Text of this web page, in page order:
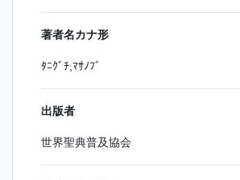
著者名カナ形
ﾀﾆｸﾞﾁ,ﾏｻﾉﾌﾞ
出版者
世界聖典普及協会